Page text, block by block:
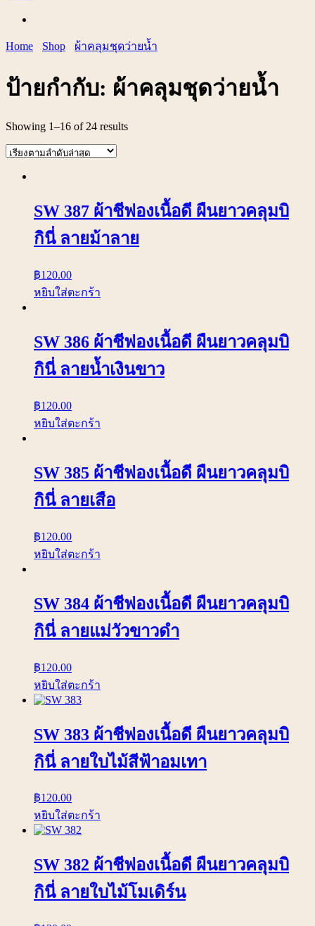
Home Shop ผ้าคลุมชุดว่ายน้ำ
ป้ายกำกับ: ผ้าคลุมชุดว่ายน้ำ
Showing 1–16 of 24 results
SW 387 ผ้าชีฟองเนื้อดี ผืนยาวคลุมบิ
กินี่ ลายม้าลาย
฿120.00
หยิบใส่ตะกร้า
SW 386 ผ้าชีฟองเนื้อดี ผืนยาวคลุมบิ
กินี่ ลายน้ำเงินขาว
฿120.00
หยิบใส่ตะกร้า
SW 385 ผ้าชีฟองเนื้อดี ผืนยาวคลุมบิ
กินี่ ลายเสือ
฿120.00
หยิบใส่ตะกร้า
SW 384 ผ้าชีฟองเนื้อดี ผืนยาวคลุมบิ
กินี่ ลายแม่วัวขาวดำ
฿120.00
หยิบใส่ตะกร้า
SW 383 ผ้าชีฟองเนื้อดี ผืนยาวคลุมบิ
กินี่ ลายใบไม้สีฟ้าอมเทา
฿120.00
หยิบใส่ตะกร้า
SW 382 ผ้าชีฟองเนื้อดี ผืนยาวคลุมบิ
กินี่ ลายใบไม้โมเดิร์น